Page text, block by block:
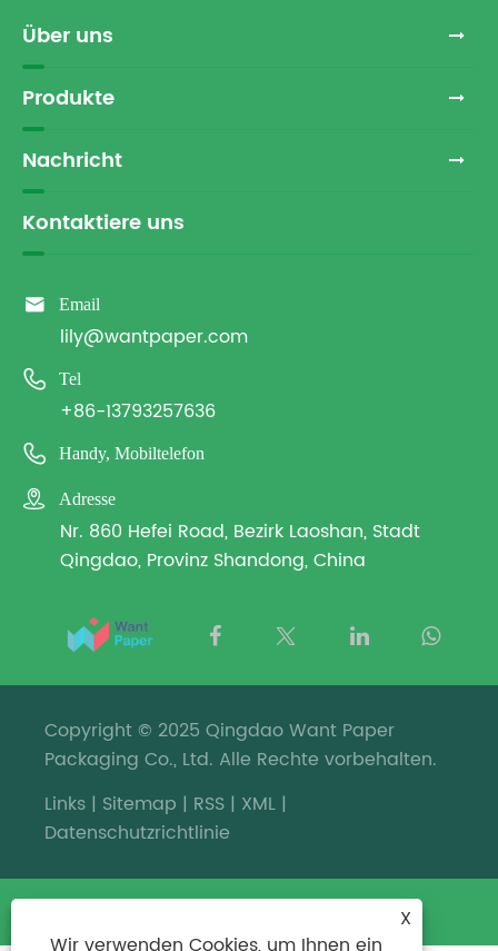
Über uns
Produkte
Nachricht
Kontaktiere uns
 Email
lily@wantpaper.com
 Tel
+86-13793257636
 Handy, Mobiltelefon
 Adresse
Nr. 860 Hefei Road, Bezirk Laoshan, Stadt
Qingdao, Provinz Shandong, China
Copyright © 2025 Qingdao Want Paper
Packaging Co., Ltd. Alle Rechte vorbehalten.
Links | Sitemap | RSS | XML |
Datenschutzrichtlinie
X